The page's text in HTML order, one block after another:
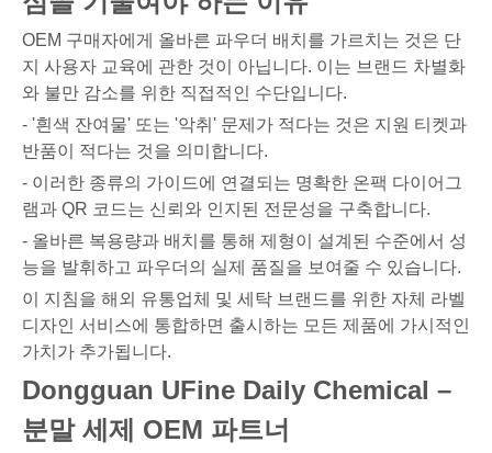
OEM 구매자에게 올바른 파우더 배치를 가르치는 것은 단
지 사용자 교육에 관한 것이 아닙니다. 이는 브랜드 차별화
와 불만 감소를 위한 직접적인 수단입니다.
- '흰색 잔여물' 또는 '악취' 문제가 적다는 것은 지원 티켓과
반품이 적다는 것을 의미합니다.
- 이러한 종류의 가이드에 연결되는 명확한 온팩 다이어그
램과 QR 코드는 신뢰와 인지된 전문성을 구축합니다.
- 올바른 복용량과 배치를 통해 제형이 설계된 수준에서 성
능을 발휘하고 파우더의 실제 품질을 보여줄 수 있습니다.
이 지침을 해외 유통업체 및 세탁 브랜드를 위한 자체 라벨
디자인 서비스에 통합하면 출시하는 모든 제품에 가시적인
가치가 추가됩니다.
Dongguan UFine Daily Chemical –
분말 세제 OEM 파트너